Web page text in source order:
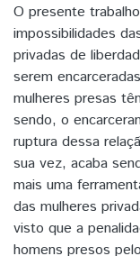
O presente
impossibilidades
privadas de
serem
mulheres presas
sendo, o
ruptura dessa
sua vez, acaba
mais uma
das mulheres
visto que a
homens presos